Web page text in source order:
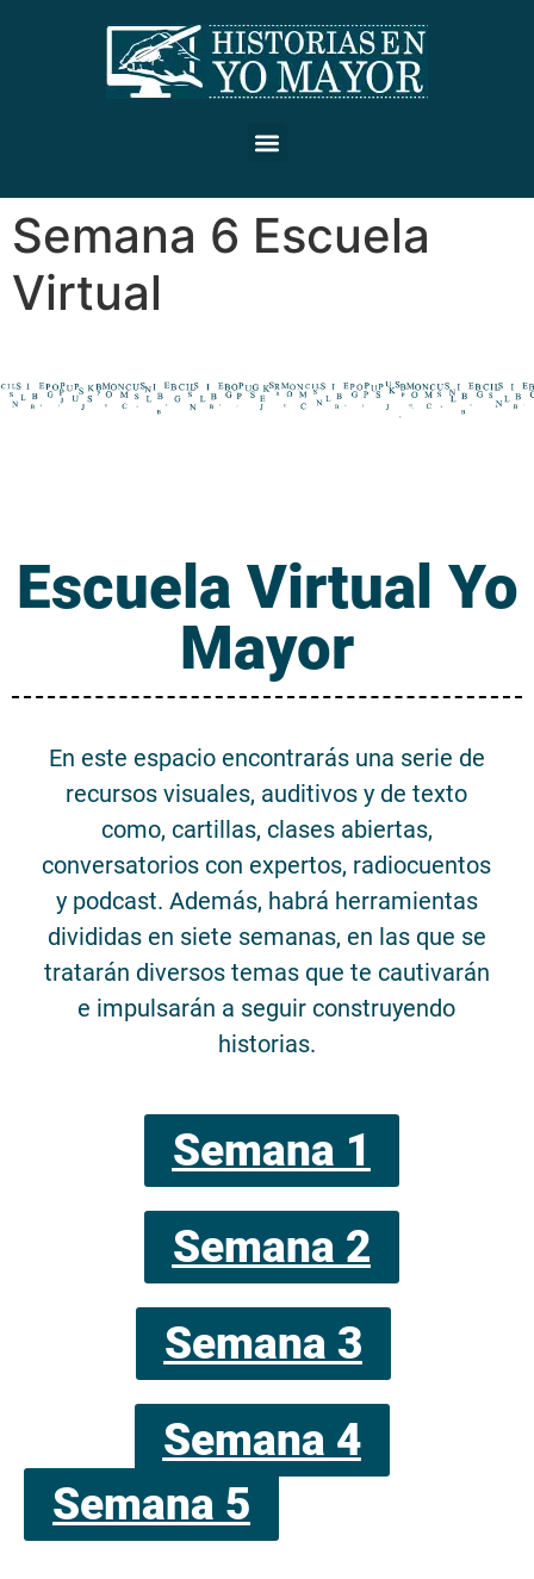
Semana 6 Escuela
Virtual
Escuela Virtual Yo
Mayor
En este espacio encontrarás una serie de
recursos visuales, auditivos y de texto
como, cartillas, clases abiertas,
conversatorios con expertos, radiocuentos
y podcast. Además, habrá herramientas
divididas en siete semanas, en las que se
tratarán diversos temas que te cautivarán
e impulsarán a seguir construyendo
historias.
Semana 1
Semana 2
Semana 3
Semana 4
Semana 5